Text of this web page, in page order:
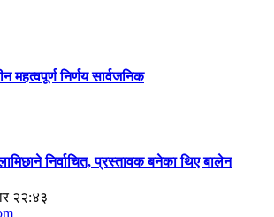
महत्वपूर्ण निर्णय सार्वजनिक
निर्वाचित, प्रस्तावक बनेका थिए बालेन
२२:४३